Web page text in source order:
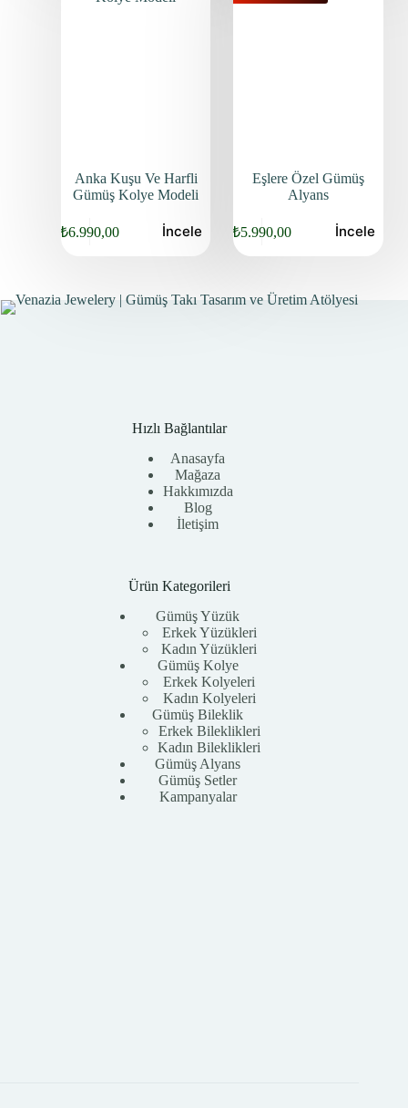
Anka Kuşu Ve Harfli
Gümüş Kolye Modeli
₺6.990,00 İncele
Eşlere Özel Gümüş
Alyans
₺5.990,00 İncele
Hızlı Bağlantılar
Anasayfa
Mağaza
Hakkımızda
Blog
İletişim
Ürün Kategorileri
Gümüş Yüzük
Erkek Yüzükleri
Kadın Yüzükleri
Gümüş Kolye
Erkek Kolyeleri
Kadın Kolyeleri
Gümüş Bileklik
Erkek Bileklikleri
Kadın Bileklikleri
Gümüş Alyans
Gümüş Setler
Kampanyalar